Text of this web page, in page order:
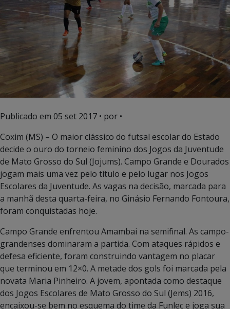
Publicado em 05 set 2017 • por •
Coxim (MS) – O maior clássico do futsal escolar do Estado
decide o ouro do torneio feminino dos Jogos da Juventude
de Mato Grosso do Sul (Jojums). Campo Grande e Dourados
jogam mais uma vez pelo título e pelo lugar nos Jogos
Escolares da Juventude. As vagas na decisão, marcada para
a manhã desta quarta-feira, no Ginásio Fernando Fontoura,
foram conquistadas hoje.
Campo Grande enfrentou Amambai na semifinal. As campo-
grandenses dominaram a partida. Com ataques rápidos e
defesa eficiente, foram construindo vantagem no placar
que terminou em 12×0. A metade dos gols foi marcada pela
novata Maria Pinheiro. A jovem, apontada como destaque
dos Jogos Escolares de Mato Grosso do Sul (Jems) 2016,
encaixou-se bem no esquema do time da Funlec e joga sua